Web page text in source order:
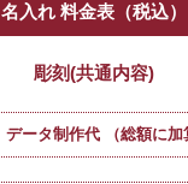
名入れ 料金表（税込）
彫刻(共通内容)
ータ制作代 （総額に加